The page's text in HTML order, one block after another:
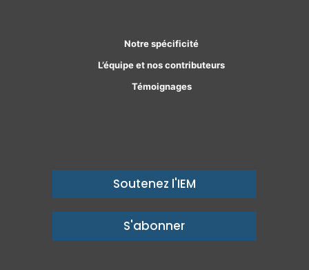
Notre spécificité
L’équipe et nos contributeurs
Témoignages
Soutenez l'IEM
S'abonner